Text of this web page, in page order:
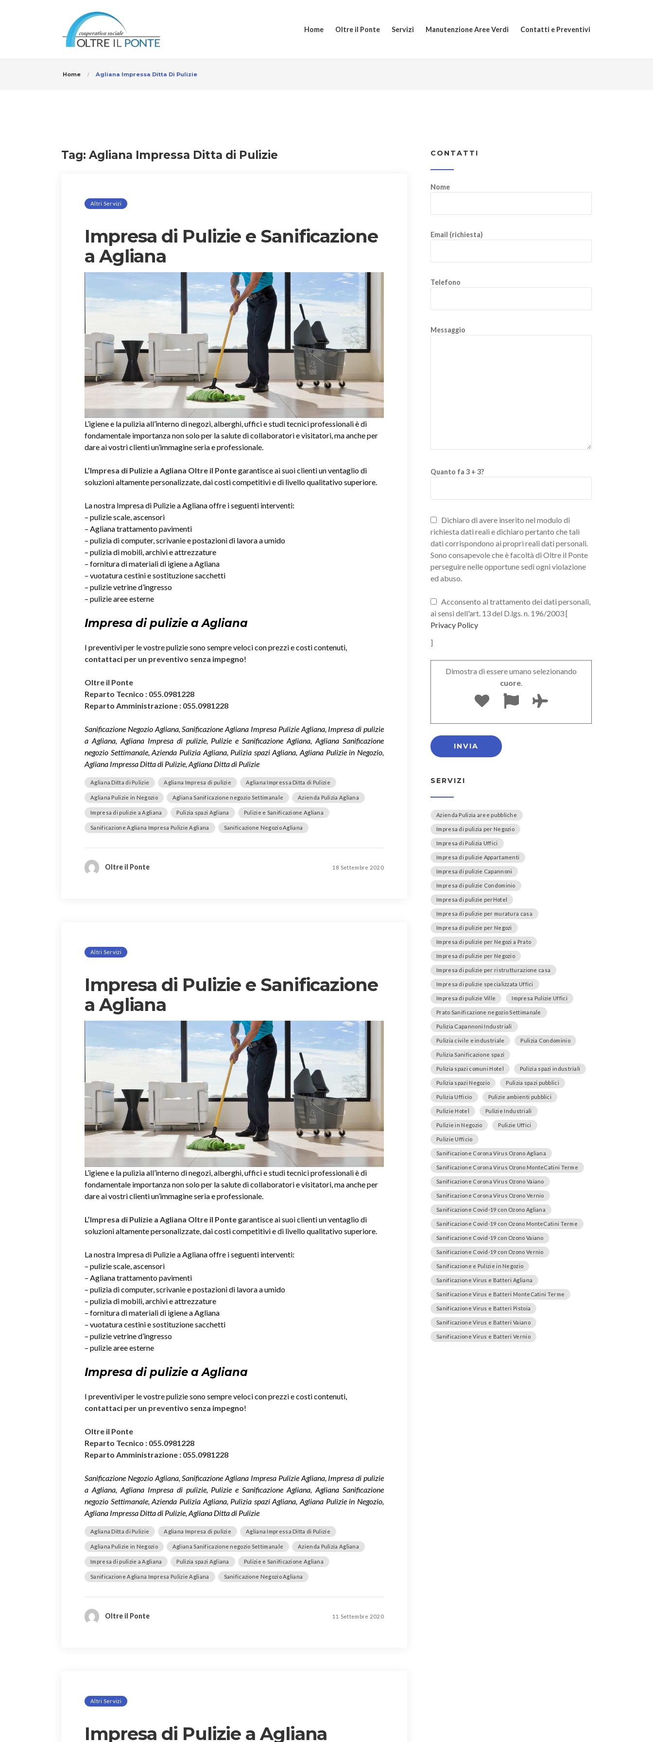
Home Oltre il Ponte Servizi Manutenzione Aree Verdi Contatti e Preventivi
Home Agliana Impressa Ditta Di Pulizie
Tag: Agliana Impressa Ditta di Pulizie
Altri Servizi
Impresa di Pulizie e Sanificazione
a Agliana
L’igiene e la pulizia all’interno di negozi, alberghi, uffici e studi tecnici professionali è di
fondamentale importanza non solo per la salute di collaboratori e visitatori, ma anche per
dare ai vostri clienti un’immagine seria e professionale.
L’Impresa di Pulizie a Agliana Oltre il Pontegarantisce ai suoi clienti un ventaglio di
soluzioni altamente personalizzate, dai costi competitivi e di livello qualitativo superiore.
La nostra Impresa di Pulizie a Agliana offre i seguenti interventi:
– pulizie scale, ascensori
– Agliana trattamento pavimenti
– pulizia di computer, scrivanie e postazioni di lavora a umido
– pulizia di mobili, archivi e attrezzature
– fornitura di materiali di igiene a Agliana
– vuotatura cestini e sostituzione sacchetti
– pulizie vetrine d’ingresso
– pulizie aree esterne
Impresa di pulizie a Agliana
I preventivi per le vostre pulizie sono sempre veloci con prezzi e costi contenuti,
contattaci per un preventivo senza impegno!
Oltre il Ponte
Reparto Tecnico : 055.0981228
Reparto Amministrazione : 055.0981228
Sanificazione Negozio Agliana, Sanificazione Agliana Impresa Pulizie Agliana, Impresa di pulizie
a Agliana, Agliana Impresa di pulizie, Pulizie e Sanificazione Agliana, Agliana Sanificazione
negozio Settimanale, Azienda Pulizia Agliana, Pulizia spazi Agliana, Agliana Pulizie in Negozio,
Agliana Impressa Ditta di Pulizie, Agliana Ditta di Pulizie
Agliana Ditta di Pulizie Agliana Impresa di pulizie Agliana Impressa Ditta di Pulizie
Agliana Pulizie in Negozio Agliana Sanificazione negozio Settimanale Azienda Pulizia Agliana
Impresa di pulizie a Agliana Pulizia spazi Agliana Pulizie e Sanificazione Agliana
Sanificazione Agliana Impresa Pulizie Agliana Sanificazione Negozio Agliana
Oltre il Ponte 18 Settembre 2020
Altri Servizi
Impresa di Pulizie e Sanificazione
a Agliana
L’igiene e la pulizia all’interno di negozi, alberghi, uffici e studi tecnici professionali è di
fondamentale importanza non solo per la salute di collaboratori e visitatori, ma anche per
dare ai vostri clienti un’immagine seria e professionale.
L’Impresa di Pulizie a Agliana Oltre il Pontegarantisce ai suoi clienti un ventaglio di
soluzioni altamente personalizzate, dai costi competitivi e di livello qualitativo superiore.
La nostra Impresa di Pulizie a Agliana offre i seguenti interventi:
– pulizie scale, ascensori
– Agliana trattamento pavimenti
– pulizia di computer, scrivanie e postazioni di lavora a umido
– pulizia di mobili, archivi e attrezzature
– fornitura di materiali di igiene a Agliana
– vuotatura cestini e sostituzione sacchetti
– pulizie vetrine d’ingresso
– pulizie aree esterne
Impresa di pulizie a Agliana
I preventivi per le vostre pulizie sono sempre veloci con prezzi e costi contenuti,
contattaci per un preventivo senza impegno!
Oltre il Ponte
Reparto Tecnico : 055.0981228
Reparto Amministrazione : 055.0981228
Sanificazione Negozio Agliana, Sanificazione Agliana Impresa Pulizie Agliana, Impresa di pulizie
a Agliana, Agliana Impresa di pulizie, Pulizie e Sanificazione Agliana, Agliana Sanificazione
negozio Settimanale, Azienda Pulizia Agliana, Pulizia spazi Agliana, Agliana Pulizie in Negozio,
Agliana Impressa Ditta di Pulizie, Agliana Ditta di Pulizie
Agliana Ditta di Pulizie Agliana Impresa di pulizie Agliana Impressa Ditta di Pulizie
Agliana Pulizie in Negozio Agliana Sanificazione negozio Settimanale Azienda Pulizia Agliana
Impresa di pulizie a Agliana Pulizia spazi Agliana Pulizie e Sanificazione Agliana
Sanificazione Agliana Impresa Pulizie Agliana Sanificazione Negozio Agliana
Oltre il Ponte 11 Settembre 2020
Altri Servizi
Impresa di Pulizie a Agliana
CONTATTI
Nome
Email (richiesta)
Telefono
Messaggio
Quanto fa 3 + 3?
Dichiaro di avere inserito nel modulo di
richiesta dati reali e dichiaro pertanto che tali
dati corrispondono ai propri reali dati personali.
Sono consapevole che è facoltà di Oltre il Ponte
perseguire nelle opportune sedi ogni violazione
ed abuso.
Acconsento al trattamento dei dati personali,
ai sensi dell'art. 13 del D.lgs. n. 196/2003 [
Privacy Policy
]
Dimostra di essere umano selezionando
cuore.
SERVIZI
Azienda Pulizia aree pubbliche
Impresa di pulizia per Negozio
Impresa di Pulizia Uffici
Impresa di pulizie Appartamenti
Impresa di pulizie Capannoni
Impresa di pulizie Condominio
Impresa di pulizie perHotel
Impresa di pulizie per muratura casa
Impresa di pulizie per Negozi
Impresa di pulizie per Negozi a Prato
Impresa di pulizie per Negozio
Impresa di pulizie per ristrutturazione casa
Impresa di pulizie specializzata Uffici
Impresa di pulizie Ville Impresa Pulizie Uffici
Prato Sanificazione negozio Settimanale
Pulizia Capannoni Industriali
Pulizia civile e industriale Pulizia Condominio
Pulizia Sanificazione spazi
Pulizia spazi comuni Hotel Pulizia spazi industriali
Pulizia spazi Negozio Pulizia spazi pubblici
Pulizia Ufficio Pulizie ambienti pubblici
Pulizie Hotel Pulizie Industriali
Pulizie in Negozio Pulizie Uffici
Pulizie Ufficio
Sanificazione Corona Virus Ozono Agliana
Sanificazione Corona Virus Ozono MonteCatini Terme
Sanificazione Corona Virus Ozono Vaiano
Sanificazione Corona Virus Ozono Vernio
Sanificazione Covid-19 con Ozono Agliana
Sanificazione Covid-19 con Ozono MonteCatini Terme
Sanificazione Covid-19 con Ozono Vaiano
Sanificazione Covid-19 con Ozono Vernio
Sanificazione e Pulizie in Negozio
Sanificazione Virus e Batteri Agliana
Sanificazione Virus e Batteri MonteCatini Terme
Sanificazione Virus e Batteri Pistoia
Sanificazione Virus e Batteri Vaiano
Sanificazione Virus e Batteri Vernio